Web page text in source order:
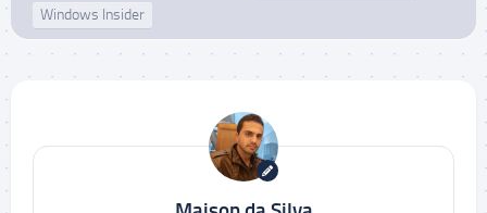
Windows Insider